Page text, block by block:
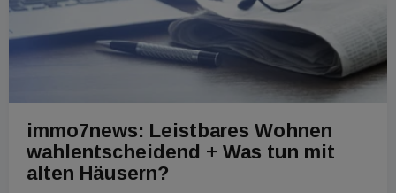
immo7news: Leistbares Wohnen
wahlentscheidend + Was tun mit
alten Häusern?